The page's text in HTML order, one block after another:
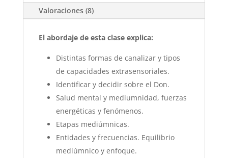
Valoraciones (8)
El abordaje de esta clase explica:
Distintas formas de canalizar y tipos
de capacidades extrasensoriales.
Identificar y decidir sobre el Don.
Salud mental y mediumnidad, fuerzas
energéticas y fenómenos.
Etapas mediúmnicas.
Entidades y frecuencias. Equilibrio
mediúmnico y enfoque.